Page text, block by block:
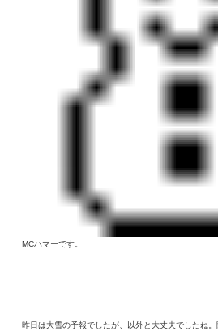
MCハマーです。
昨日は大雪の予報でしたが、以外と大丈夫でしたね